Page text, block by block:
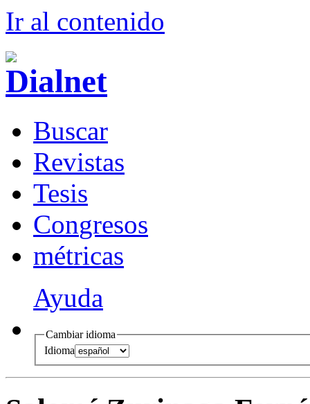
Ir al contenido
Buscar
Revistas
Tesis
Congresos
métricas
Ayuda
Cambiar idioma
Idioma